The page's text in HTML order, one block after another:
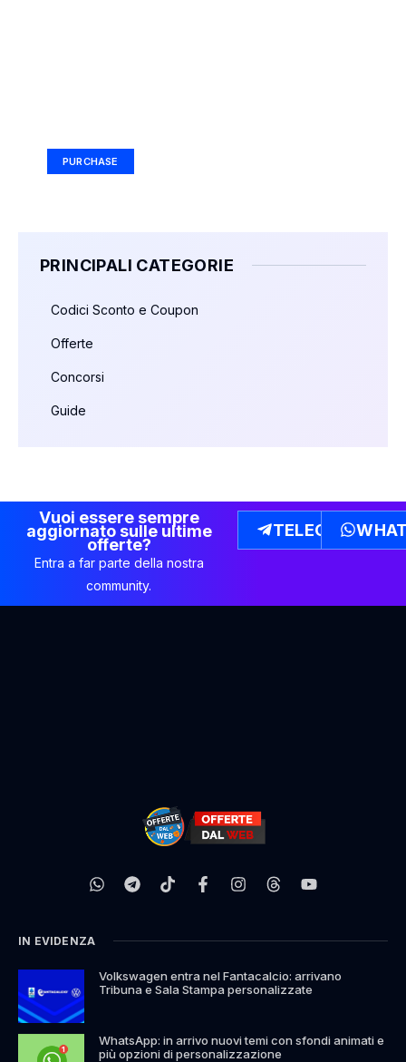
PURCHASE
PRINCIPALI CATEGORIE
Codici Sconto e Coupon
Offerte
Concorsi
Guide
Vuoi essere sempre
aggiornato sulle ultime
offerte?
Entra a far parte della nostra
community.
TELEGRAM
IN EVIDENZA
Volkswagen entra nel Fantacalcio: arrivano
Tribuna e Sala Stampa personalizzate
WhatsApp: in arrivo nuovi temi con sfondi animati e
più opzioni di personalizzazione